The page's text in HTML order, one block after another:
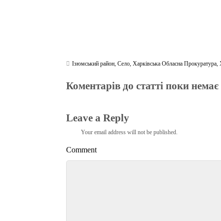
Ізюмський район,Село,Харківська Обласна Прокуратура,
Коментарів до статті поки немає
Leave a Reply
Your email address will not be published.
Comment